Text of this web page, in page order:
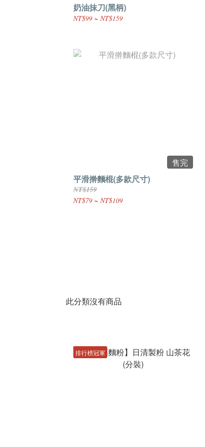
奶油抹刀(黑柄)
NT$99 ~ NT$159
售完
平滑擀麵棍(多款尺寸)
NT$159
NT$79 ~ NT$109
此分類沒有商品
排行榜冠軍